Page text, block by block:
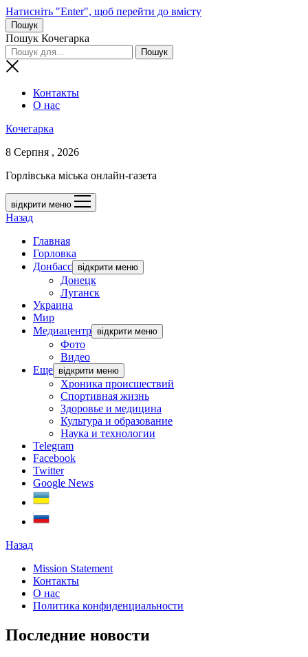
Натисніть "Enter", щоб перейти до вмісту
Пошук
Пошук Кочегарка
Контакты
О нас
Кочегарка
8 Серпня , 2026
Горлівська міська онлайн-газета
відкрити меню
Назад
Главная
Горловка
Донбасс відкрити меню
Донецк
Луганск
Украина
Мир
Медиацентр відкрити меню
Фото
Видео
Еще відкрити меню
Хроника происшествий
Спортивная жизнь
Здоровье и медицина
Культура и образование
Наука и технологии
Telegram
Facebook
Twitter
Google News
Назад
Mission Statement
Контакты
О нас
Политика конфиденциальности
Последние новости